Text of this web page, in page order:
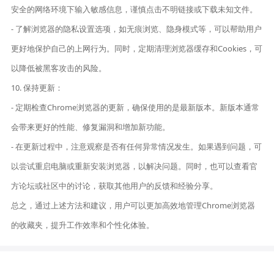
安全的网络环境下输入敏感信息，谨慎点击不明链接或下载未知文件。
- 了解浏览器的隐私设置选项，如无痕浏览、隐身模式等，可以帮助用户
更好地保护自己的上网行为。同时，定期清理浏览器缓存和Cookies，可
以降低被黑客攻击的风险。
10. 保持更新：
- 定期检查Chrome浏览器的更新，确保使用的是最新版本。新版本通常
会带来更好的性能、修复漏洞和增加新功能。
- 在更新过程中，注意观察是否有任何异常情况发生。如果遇到问题，可
以尝试重启电脑或重新安装浏览器，以解决问题。同时，也可以查看官
方论坛或社区中的讨论，获取其他用户的反馈和经验分享。
总之，通过上述方法和建议，用户可以更加高效地管理Chrome浏览器
的收藏夹，提升工作效率和个性化体验。